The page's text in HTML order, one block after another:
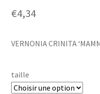
€4,34
VERNONIA CRINITA
taille